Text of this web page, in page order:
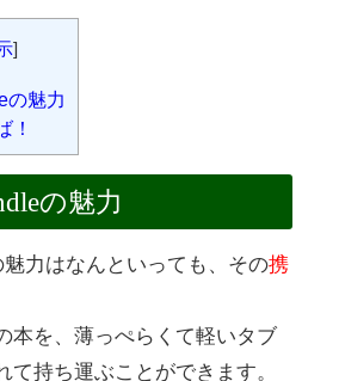
]
の魅力
！
の魅力
力はなんといっても、その携
本を、薄っぺらくて軽いタブ
て持ち運ぶことができます。